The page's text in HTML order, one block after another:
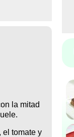
la mitad
el tomate y